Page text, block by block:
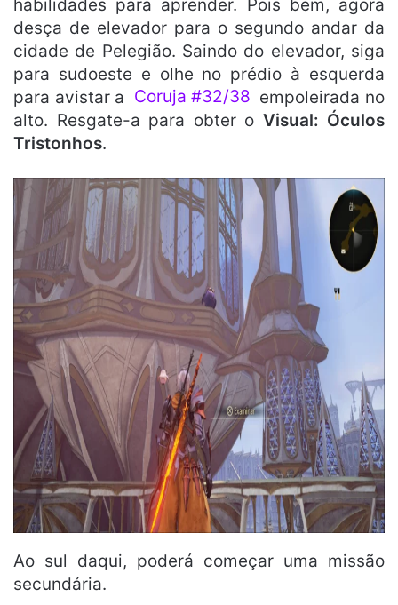
habilidades para aprender. Pois bem, agora
desça de elevador para o segundo andar da
cidade de Pelegião. Saindo do elevador, siga
para sudoeste e olhe no prédio à esquerda
para avistar a Coruja #32/38 empoleirada no
alto. Resgate-a para obter o Visual: Óculos
Tristonhos.
Ao sul daqui, poderá começar uma missão
secundária.